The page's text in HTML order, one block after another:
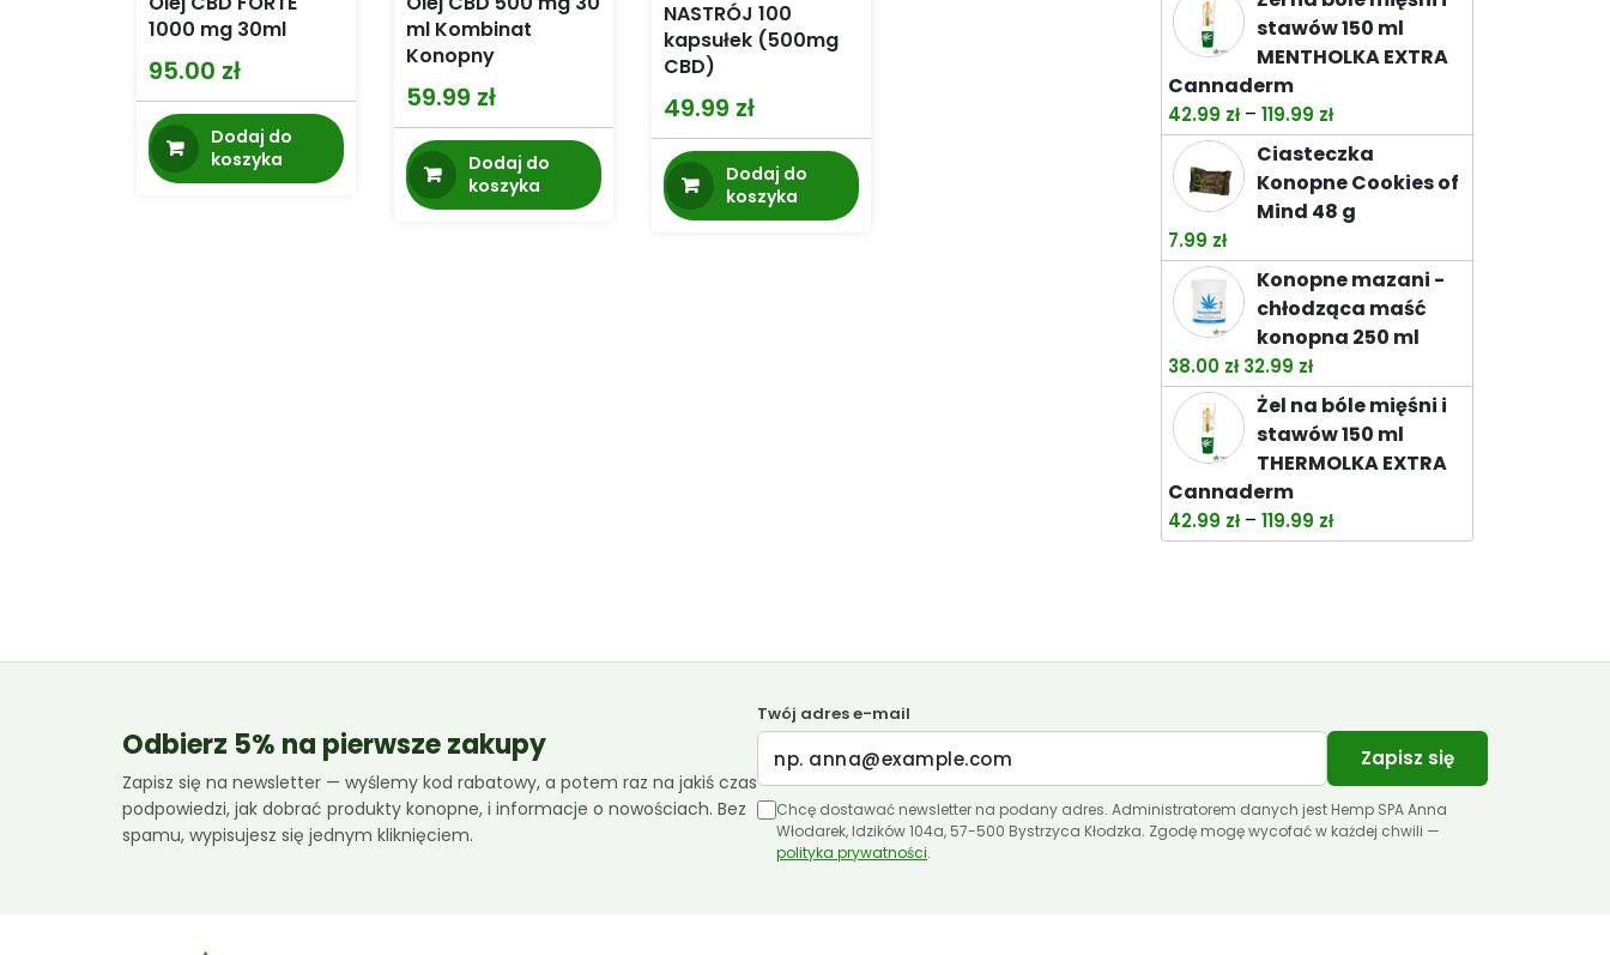
1000 mg 30ml
95.00 zł
Dodaj do
koszyka
ml Kombinat
Konopny
59.99 zł
Dodaj do
koszyka
NASTRÓJ 100
kapsułek (500mg
CBD)
49.99 zł
Dodaj do
koszyka
wynosiła:
44.99 zł.
wynosi:
39.89 zł.
stawów 150 ml
MENTHOLKA EXTRA
Cannaderm
42.99 zł – 119.99 złZakres
cen:
od
42.99 zł
do
119.99 zł
Ciasteczka
Konopne Cookies of
Mind 48 g
7.99 zł
Konopne mazani -
chłodząca maść
konopna 250 ml
38.00 zł Pierwotna
cena
wynosiła:
38.00 zł.
32.99 złAktualna
cena
wynosi:
32.99 zł.
Żel na bóle mięśni i
stawów 150 ml
THERMOLKA EXTRA
Cannaderm
42.99 zł – 119.99 złZakres
cen:
119.99 zł
Odbierz 5% na pierwsze zakupy
Zapisz się na newsletter — wyślemy kod rabatowy, a potem raz na jakiś czas
podpowiedzi, jak dobrać produkty konopne, i informacje o nowościach. Bez
spamu, wypisujesz się jednym kliknięciem.
Twój adres e-mail
Zapisz się
Chcę dostawać newsletter na podany adres. Administratorem danych jest Hemp SPA Anna
Włodarek, Idzików 104a, 57-500 Bystrzyca Kłodzka. Zgodę mogę wycofać w każdej chwili —
polityka prywatności.